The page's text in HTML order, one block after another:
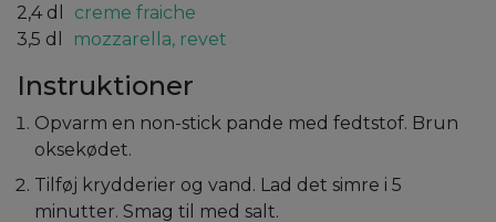
2,4 dl
creme fraiche
3,5 dl mozzarella, revet
Instruktioner
Opvarm en non-stick pande med fedtstof. Brun
oksekødet.
Tilføj krydderier og vand. Lad det simre i 5
minutter. Smag til med salt.